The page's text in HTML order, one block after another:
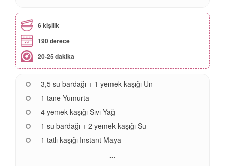
6 kişilik
190 derece
20-25 dakika
3,5 su bardağı + 1 yemek kaşığı Un
1 tane Yumurta
4 yemek kaşığı Sıvı Yağ
1 su bardağı + 2 yemek kaşığı Su
1 tatlı kaşığı Instant Maya
...